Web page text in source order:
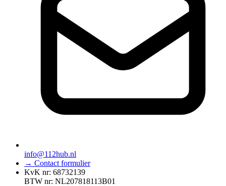
info@112hub.nl
→ Contact formulier
KvK nr: 68732139
BTW nr: NL207818113B01